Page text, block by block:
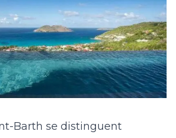
Barth se distinguent